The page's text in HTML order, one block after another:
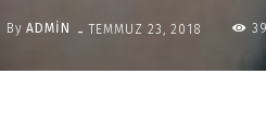
By ADMIN - TEMMUZ 23, 2018